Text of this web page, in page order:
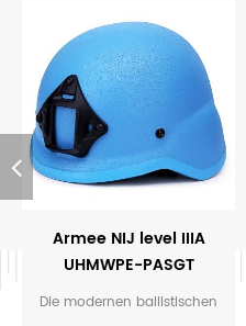
Armee NIJ level IIIA
UHMWPE-PASGT
kugelsichere
Die modernen ballistischen